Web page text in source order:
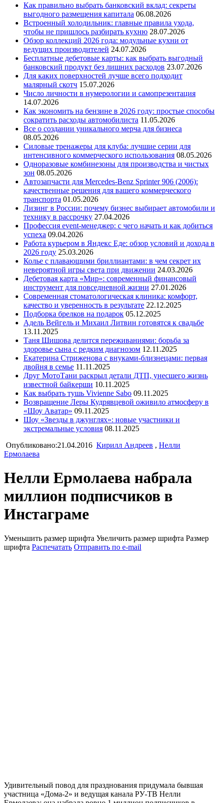
Как правильно выбрать банковский вклад: секреты
выгодного размещения капитала 06.08.2026
Встроенный холодильник: главные правила ухода,
чтобы не пришлось разбирать кухню 28.07.2026
Обзор коллекций 2026 года: модульные кухни от
ведущих производителей 24.07.2026
Бесплатные дебетовые карты: как выбрать выгодный
банковский продукт без лишних расходов 23.07.2026
Для каких поверхностей лучше всего подходит
малярный скотч 15.07.2026
Число личности в нумерологии и самопрезентация
14.07.2026
Как экономить на бензине в 2026 году: простые способы
сократить расходы автомобилиста 11.05.2026
Все о создании уникального мерча для бизнеса
08.05.2026
Силовые тренажеры для клуба: лучшие серии для
интенсивного коммерческого использования 08.05.2026
Одноразовые комбинезоны для производства и чистых
зон 08.05.2026
Автозапчасти для Mercedes-Benz Sprinter 906 (2006):
качественные решения для вашего коммерческого
транспорта 01.05.2026
Лизинг в России: почему бизнес выбирает автомобили и
технику в рассрочку 27.04.2026
Профессия event-менеджер: с чего начать и как добиться
успеха 09.04.2026
Работа курьером в Яндекс Еде: обзор условий и дохода в
2026 году 25.03.2026
Колье с плавающими бриллиантами: в чем секрет их
невероятной игры света при движении 24.03.2026
Дебетовая карта «Мир»: современный финансовый
инструмент для повседневной жизни 27.01.2026
Современная стоматологическая клиника: комфорт,
качество и уверенность в результате 22.12.2025
Подборка брелков на подарок 05.12.2025
Адель Вейгель и Михаил Литвин готовятся к свадьбе
13.11.2025
Таня Шишова делится переживаниями: борьба за
здоровье сына с редким диагнозом 12.11.2025
Екатерина Стриженова с внуками-близнецами: первая
двойня в семье 11.11.2025
Друг МотоТани раскрыл детали ДТП, унесшего жизнь
известной байкерши 10.11.2025
Как выбрать тушь Vivienne Sabo 09.11.2025
Возвращение Леры Кудрявцевой оживило атмосферу в
«Шоу Аватар» 09.11.2025
Шоу «Звезды в джунглях»: новые участники и
экстремальные условия 08.11.2025
Опубликовано:21.04.2016 Кирилл Андреев , Нелли
Ермолаева
Нелли Ермолаева набрала
миллион подписчиков в
Инстаграме
Уменьшить размер шрифта Увеличить размер шрифта Размер
шрифта Распечатать Отправить по e-mail
Удивительный повод для празднования придумала бывшая
участница «Дома-2» и ведущая канала РУ-ТВ Нелли